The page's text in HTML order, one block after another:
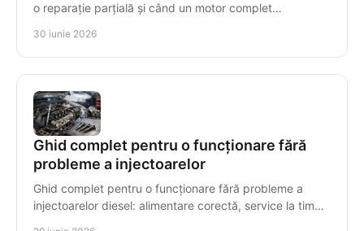
o reparație parțială și când un motor complet
30 iunie 2026
Ghid complet pentru o funcționare fără
probleme a injectoarelor
Ghid complet pentru o funcționare fără probleme a
injectoarelor diesel: alimentare corectă, service la timp